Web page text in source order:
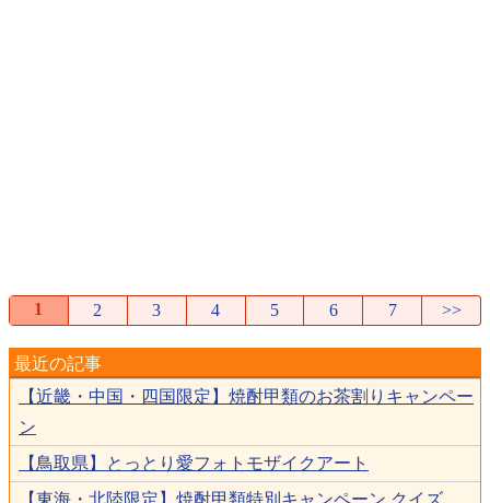
1 2 3 4 5 6 7 >>
最近の記事
【近畿・中国・四国限定】焼酎甲類のお茶割りキャンペー
ン
【鳥取県】とっとり愛フォトモザイクアート
【東海・北陸限定】焼酎甲類特別キャンペーン クイズ